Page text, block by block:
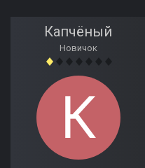
Капчёный
Новичок